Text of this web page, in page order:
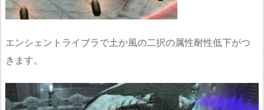
エンシェントライブラで土か風の二択の属性耐性低下がつ
きます。